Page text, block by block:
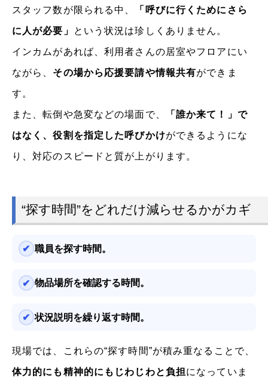
スタッフ数が限られる中、 「呼びに行くためにさら
に人が必要」 という状況は珍しくありません。
インカムがあれば、利用者さんの居室やフロアにい
ながら、 その場から応援要請や情報共有ができま
す。
また、転倒や急変などの場面で、 「誰か来て！」で
はなく、役割を指定した呼びかけができるようにな
り、対応のスピードと質が上がります。
“探す時間”をどれだけ減らせるかがカギ
職員を探す時間。
物品場所を確認する時間。
状況説明を繰り返す時間。
現場では、これらの“探す時間”が積み重なることで、
体力的にも精神的にもじわじわと負担になっていま